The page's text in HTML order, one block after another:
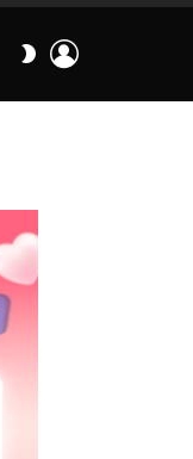
สลับ